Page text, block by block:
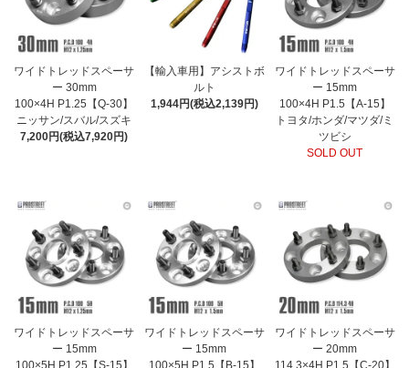
ワイドトレッドスペーサ
ー 30mm
100×4H P1.25【Q-30】
ニッサン/スバル/スズキ
7,200円(税込7,920円)
【輸入車用】アシストボ
ルト
1,944円(税込2,139円)
ワイドトレッドスペーサ
ー 15mm
100×4H P1.5【A-15】
トヨタ/ホンダ/マツダ/ミ
ツビシ
SOLD OUT
ワイドトレッドスペーサ
ー 15mm
ワイドトレッドスペーサ
ー 15mm
ワイドトレッドスペーサ
ー 20mm